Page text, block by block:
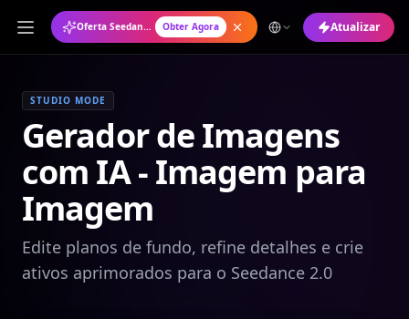
Oferta Seedance 2.0: Plano Anual com 50% de Desconto Obter Agora Atualizar
STUDIO MODE
Gerador de Imagens
com IA - Imagem para
Imagem
Edite planos de fundo, refine detalhes e crie
ativos aprimorados para o Seedance 2.0